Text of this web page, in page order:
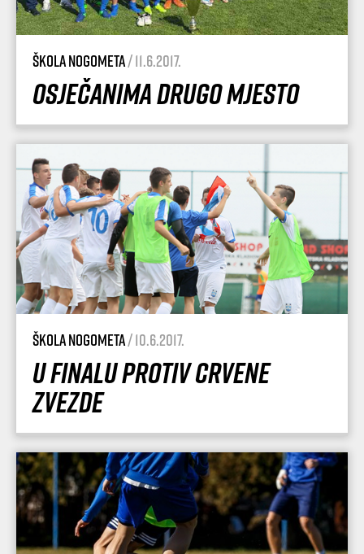
Škola nogometa/ 11.6.2017.
Osječanima drugo mjesto
Škola nogometa/ 10.6.2017.
U finalu protiv Crvene
zvezde